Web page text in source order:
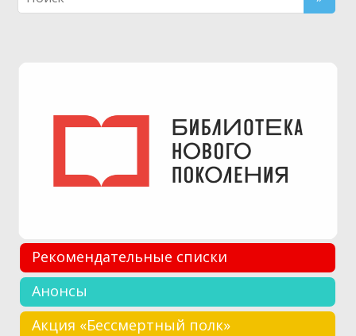
Рекомендательные списки
Анонсы
Акция «Бессмертный полк»